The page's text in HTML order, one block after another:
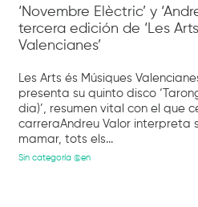
‘Novembre Elèctric’ y
tercera edición de ‘Les
Valencianes’
Les Arts és Músiques
presenta su quinto disco
dia)’, resumen vital con el que
carreraAndreu Valor interpreta
mamar, tots els...
Sin categoría @en